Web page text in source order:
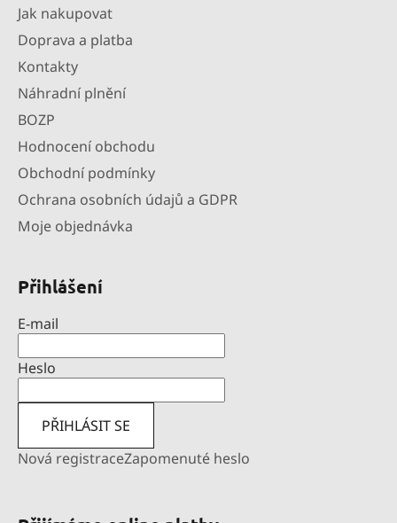
Jak nakupovat
Doprava a platba
Kontakty
Náhradní plnění
BOZP
Hodnocení obchodu
Obchodní podmínky
Ochrana osobních údajů a GDPR
Moje objednávka
Přihlášení
E-mail
Heslo
PŘIHLÁSIT SE
Nová registraceZapomenuté heslo